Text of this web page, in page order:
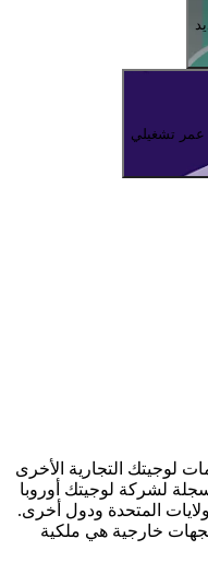
عمر تشغيلي
لوجيتك التجارية الأخرى
لشركة لوجيتك أوروبا
المتحدة ودول أخرى.
لجهات خارجية هي ملكية